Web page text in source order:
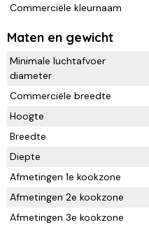
Commerciële kleurnaam
Maten en gewicht
Minimale luchtafvoer
diameter
Commerciële breedte
Hoogte
Breedte
Diepte
Afmetingen 1e kookzone
Afmetingen 2e kookzone
Afmetingen 3e kookzone